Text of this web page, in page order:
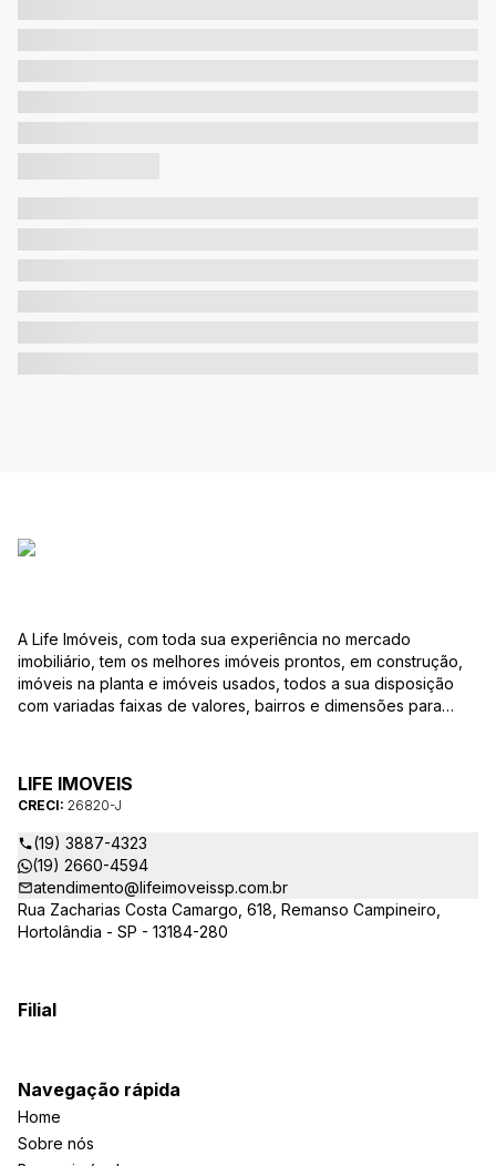
A Life Imóveis, com toda sua experiência no mercado
imobiliário, tem os melhores imóveis prontos, em construção,
imóveis na planta e imóveis usados, todos a sua disposição
com variadas faixas de valores, bairros e dimensões para
as suas dúvidas sobre casas, apartamentos, terrenos, salas
comerciais e outros produtos imobiliários.
LIFE IMOVEIS
CRECI: 26820-J
(19) 3887-4323
(19) 2660-4594
atendimento@lifeimoveissp.com.br
Rua Zacharias Costa Camargo, 618, Remanso Campineiro,
Hortolândia - SP - 13184-280
Filial
Navegação rápida
Home
Sobre nós